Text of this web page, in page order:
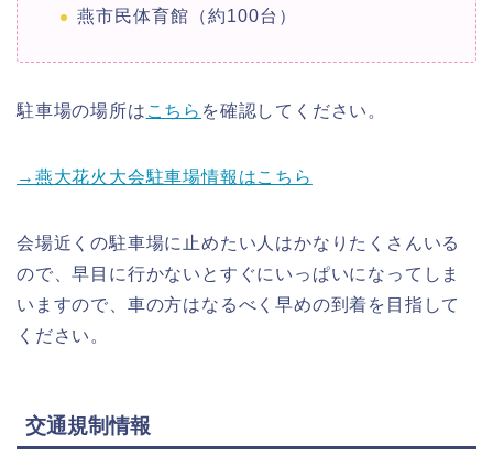
燕市民体育館（約100台）
駐車場の場所は こちら を確認してください。
→燕大花火大会駐車場情報はこちら
会場近くの駐車場に止めたい人はかなりたくさんいる
ので、早目に行かないとすぐにいっぱいになってしま
いますので、車の方はなるべく早めの到着を目指して
ください。
交通規制情報